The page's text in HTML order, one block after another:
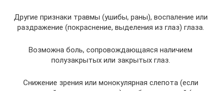
Другие признаки травмы (ушибы, раны), воспаление или
раздражение (покраснение, выделения из глаз) глаза.
Возможна боль, сопровождающаяся наличием
полузакрытых или закрытых глаз.
Снижение зрения или монокулярная слепота (если